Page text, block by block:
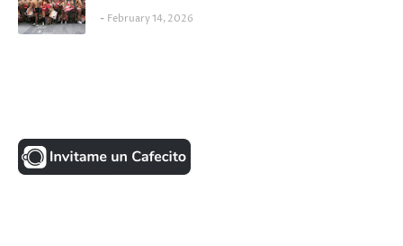
February 14, 2026